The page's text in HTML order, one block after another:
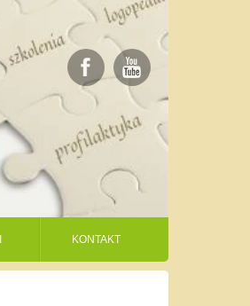
KONTAKT